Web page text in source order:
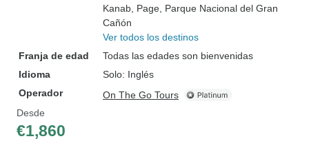
Kanab , Page , Parque Nacional del Gran
Cañón
Ver todos los destinos
Franja de edad
Todas las edades son bienvenidas
Idioma
Solo: Inglés
Operador
On The Go Tours
Desde
€1,860